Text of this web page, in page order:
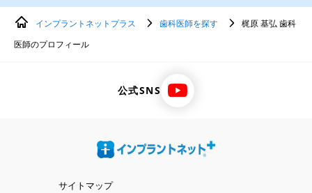
インプラントネットプラス 歯科医師を探す
梶原 基弘 歯科
医師のプロフィール
公式SNS
サイトマップ